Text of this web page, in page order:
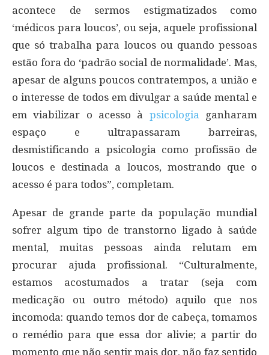
acontece de sermos estigmatizados como
‘médicos para loucos’, ou seja, aquele profissional
que só trabalha para loucos ou quando pessoas
estão fora do ‘padrão social de normalidade’. Mas,
apesar de alguns poucos contratempos, a união e
o interesse de todos em divulgar a saúde mental e
em viabilizar o acesso à psicologia ganharam
espaço e ultrapassaram barreiras,
desmistificando a psicologia como profissão de
loucos e destinada a loucos, mostrando que o
acesso é para todos”, completam.
Apesar de grande parte da população mundial
sofrer algum tipo de transtorno ligado à saúde
mental, muitas pessoas ainda relutam em
procurar ajuda profissional. “Culturalmente,
estamos acostumados a tratar (seja com
medicação ou outro método) aquilo que nos
incomoda: quando temos dor de cabeça, tomamos
o remédio para que essa dor alivie; a partir do
momento que não sentir mais dor, não faz sentido